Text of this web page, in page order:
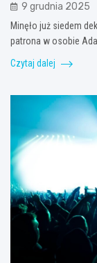
9 grudnia 2025
Minęło już siedem
patrona w osobie
Czytaj dalej